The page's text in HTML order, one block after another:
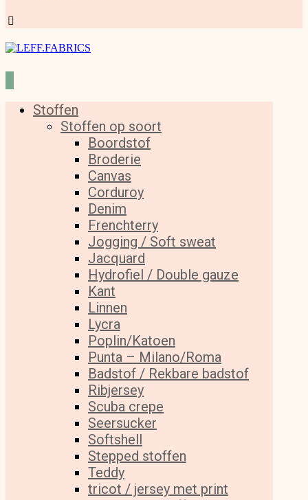
Stoffen
Stoffen op soort
Boordstof
Broderie
Canvas
Corduroy
Denim
Frenchterry
Jogging / Soft sweat
Jacquard
Hydrofiel / Double gauze
Kant
Linnen
Lycra
Poplin/Katoen
Punta – Milano/Roma
Badstof / Rekbare badstof
Ribjersey
Scuba crepe
Seersucker
Softshell
Stepped stoffen
Teddy
tricot / jersey met print